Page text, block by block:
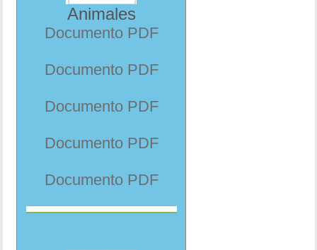
Animales
Documento PDF
Documento PDF
Documento PDF
Documento PDF
Documento PDF